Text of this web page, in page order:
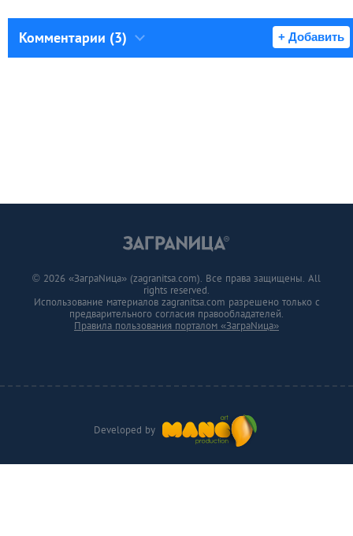
Комментарии (3) + Добавить
Developed by
© 2026 «ЗаграNица» (zagranitsa.com). Все права защищены. All
rights reserved.
Использование материалов zagranitsa.com разрешено только с
предварительного согласия правообладателей.
Правила пользования порталом «ЗаграNица»